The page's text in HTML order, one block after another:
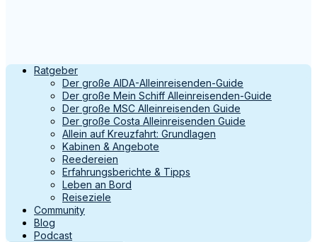
Ratgeber
Der große AIDA-Alleinreisenden-Guide
Der große Mein Schiff Alleinreisenden-Guide
Der große MSC Alleinreisenden Guide
Der große Costa Alleinreisenden Guide
Allein auf Kreuzfahrt: Grundlagen
Kabinen & Angebote
Reedereien
Erfahrungsberichte & Tipps
Leben an Bord
Reiseziele
Community
Blog
Podcast